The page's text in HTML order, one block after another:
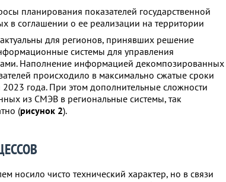
планирования показателей государственной
в соглашении о ее реализации на территории
для регионов, принявших решение
системы для управления
Наполнение информацией декомпозированных
происходило в максимально сжатые сроки
года. При этом дополнительные сложности
из СМЭВ в региональные системы, так
(рисунок 2).
носило чисто технический характер, но в связи